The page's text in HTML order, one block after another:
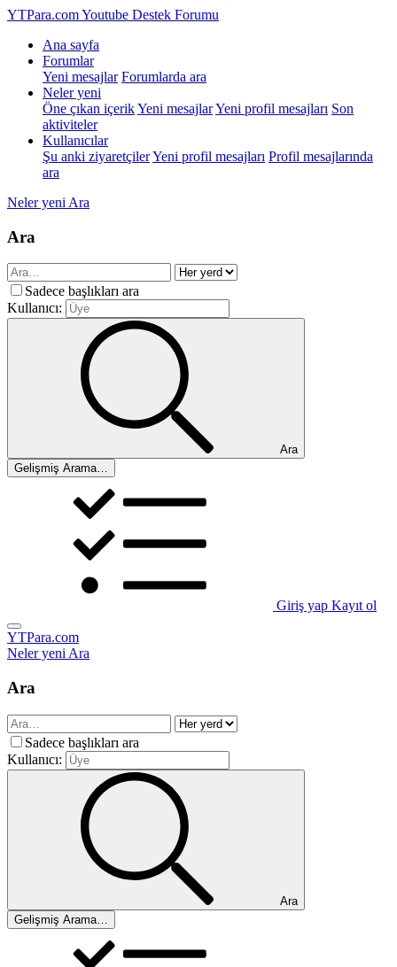
YTPara.comYoutube Destek Forumu
Ana sayfa
Forumlar
Yeni mesajlar Forumlarda ara
Neler yeni
Öne çıkan içerikYeni mesajlarYeni profil mesajları Son
aktiviteler
Kullanıcılar
Şu anki ziyaretçilerYeni profil mesajları Profil mesajlarında
ara
Neler yeni Ara
Ara
Sadece başlıkları ara
Kullanıcı:
Ara
Gelişmiş Arama…
Giriş yap Kayıt ol
YTPara.com
Neler yeniAra
Ara
Sadece başlıkları ara
Kullanıcı:
Ara
Gelişmiş Arama…